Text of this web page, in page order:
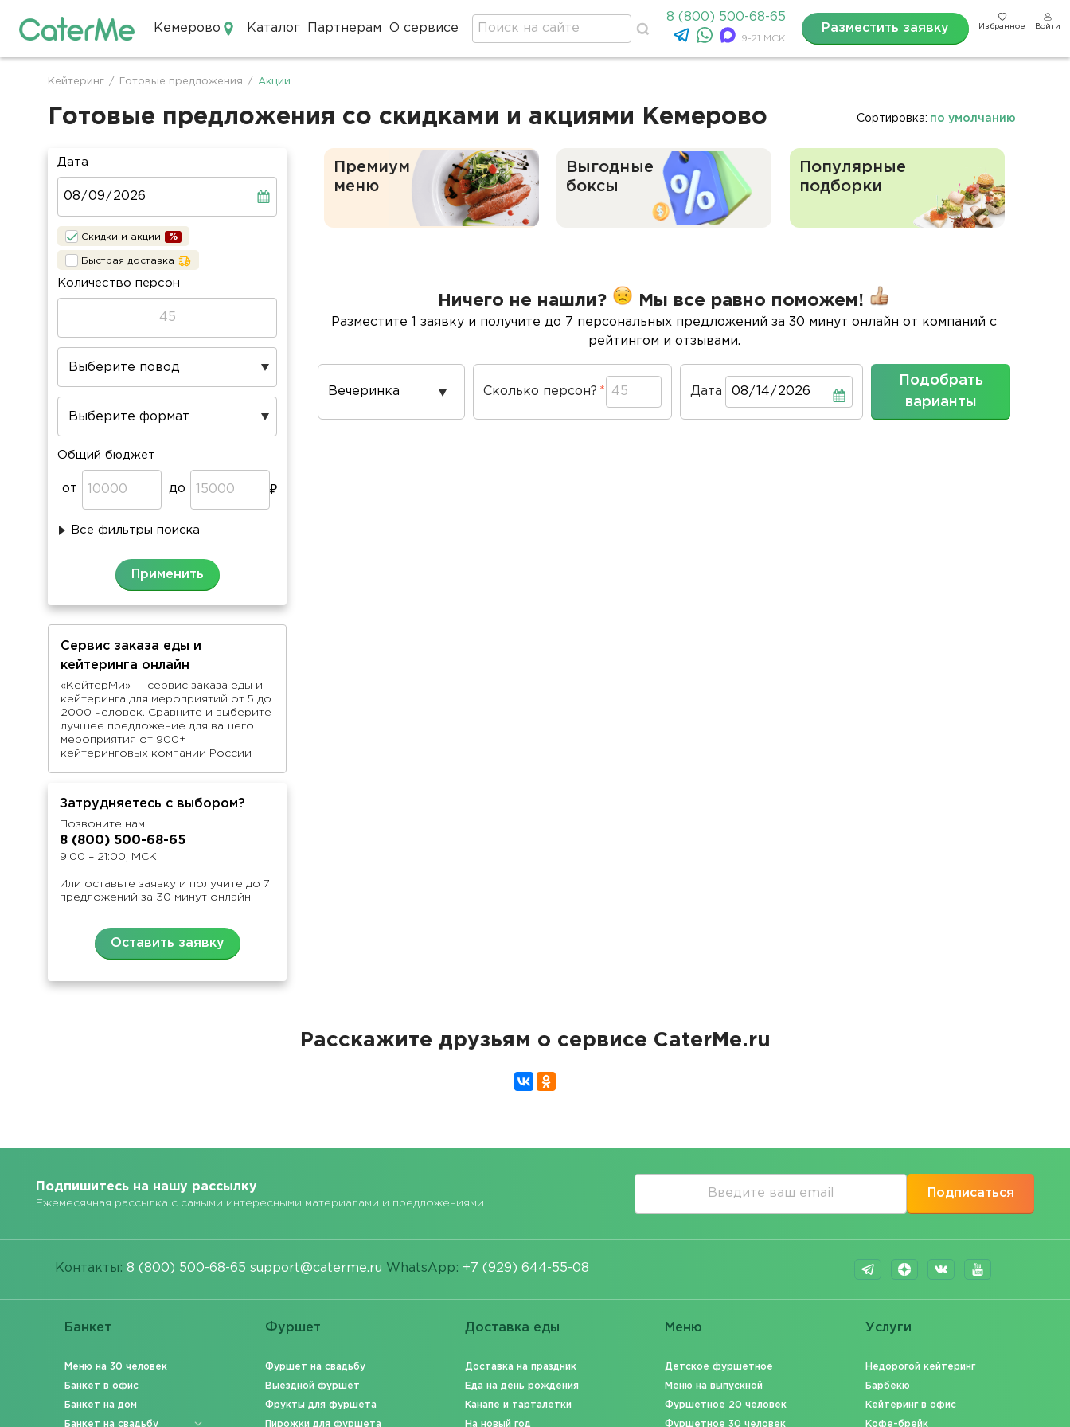
Кемерово Каталог Партнерам О сервисе
8 (800) 500-68-65
9-21 МСК
Разместить заявку Избранное Войти
Строка
навигации
Кейтеринг / Готовые предложения / Акции
Готовые предложения со скидками и акциями Кемерово Сортировка: по умолчанию
Дата
Скидки и акции
Быстрая доставка
Количество персон
Общий бюджет
от до
Все фильтры поиска
Сервис заказа еды и
кейтеринга онлайн
«КейтерМи» — сервис заказа еды и
кейтеринга для мероприятий от 5 до
2000 человек. Сравните и выберите
лучшее предложение для вашего
мероприятия от 900+
кейтеринговых компании России
Затрудняетесь с выбором?
Позвоните нам
8 (800) 500-68-65
9:00 – 21:00, МСК
Или оставьте заявку и получите до 7
предложений за 30 минут онлайн.
Оставить заявку
Премиум
меню
Выгодные
боксы
Популярные
подборки
Ничего не нашли? Мы все равно поможем!
Разместите 1 заявку и получите до 7 персональных предложений за 30 минут онлайн от компаний с
рейтингом и отзывами.
Повод
проведения
Сколько персон? Дата Дата
Подобрать
варианты
Расскажите друзьям о сервисе CaterMe.ru
Подпишитесь на нашу рассылку
Ежемесячная рассылка с самыми интересными материалами и предложениями
Подписаться
Контакты: 8 (800) 500-68-65 support@caterme.ru WhatsApp: +7 (929) 644-55-08
Банкет
Меню на 30 человек
Банкет в офис
Банкет на дом
Банкет на свадьбу
Фуршет
Фуршет на свадьбу
Выездной фуршет
Фрукты для фуршета
Пирожки для фуршета
Доставка еды
Доставка на праздник
Еда на день рождения
Канапе и тарталетки
На новый год
Меню
Детское фуршетное
Меню на выпускной
Фуршетное 20 человек
Фуршетное 30 человек
Услуги
Недорогой кейтеринг
Барбекю
Кейтеринг в офис
Кофе-брейк